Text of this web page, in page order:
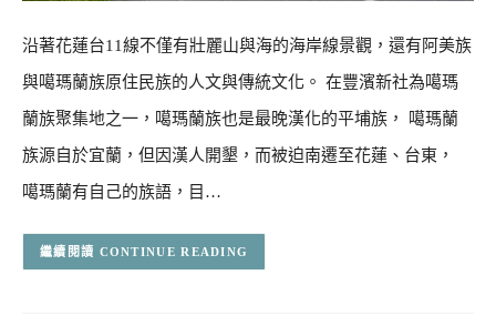
沿著花蓮台11線不僅有壯麗山與海的海岸線景觀，還有阿美族
與噶瑪蘭族原住民族的人文與傳統文化。 在豐濱新社為噶瑪
蘭族聚集地之一，噶瑪蘭族也是最晚漢化的平埔族， 噶瑪蘭
族源自於宜蘭，但因漢人開墾，而被迫南遷至花蓮、台東，
噶瑪蘭有自己的族語，目…
CONTINUE READING